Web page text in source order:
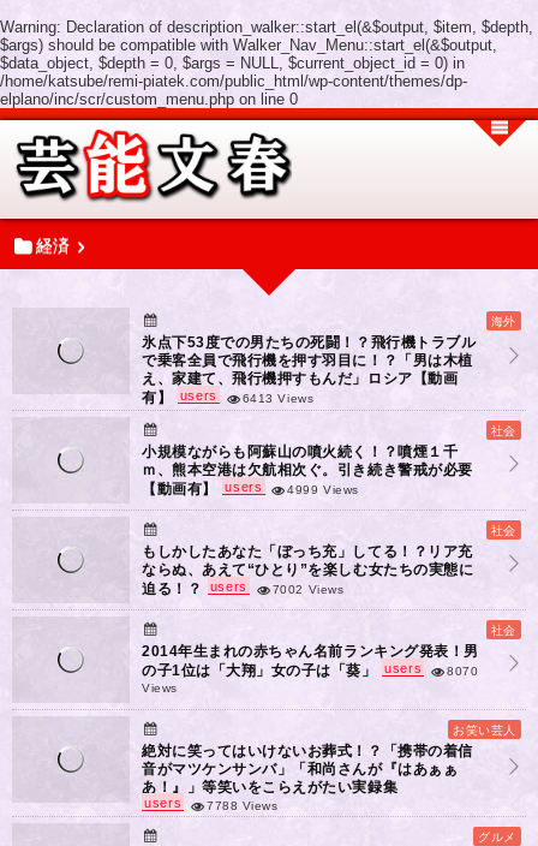
Warning: Declaration of description_walker::start_el(&$output, $item, $depth,
$args) should be compatible with Walker_Nav_Menu::start_el(&$output,
$data_object, $depth = 0, $args = NULL, $current_object_id = 0) in
/home/katsube/remi-piatek.com/public_html/wp-content/themes/dp-
elplano/inc/scr/custom_menu.php on line 0
経済
海外
氷点下53度での男たちの死闘！？飛行機トラブル
で乗客全員で飛行機を押す羽目に！？「男は木植
え、家建て、飛行機押すもんだ」ロシア【動画
有】
users 6413 Views
社会
小規模ながらも阿蘇山の噴火続く！？噴煙１千
ｍ、熊本空港は欠航相次ぐ。引き続き警戒が必要
【動画有】
users 4999 Views
社会
もしかしたあなた「ぼっち充」してる！？リア充
ならぬ、あえて“ひとり”を楽しむ女たちの実態に
迫る！？
users 7002 Views
社会
2014年生まれの赤ちゃん名前ランキング発表！男
の子1位は「大翔」女の子は「葵」
users
8070
Views
お笑い芸人
絶対に笑ってはいけないお葬式！？「携帯の着信
音がマツケンサンバ」「和尚さんが『はあぁぁ
あ！』」等笑いをこらえがたい実録集
users 7788 Views
グルメ